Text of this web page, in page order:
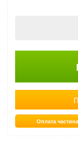
Оплата